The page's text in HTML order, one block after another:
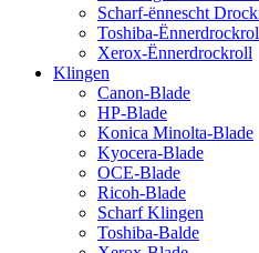
Scharf-ënnescht
Toshiba-
Xerox-Ënnerdrockroll
Klingen
Canon-Blade
HP-Blade
Konica Minolta-Blade
Kyocera-Blade
OCE-Blade
Ricoh-Blade
Scharf Klingen
Toshiba-Balde